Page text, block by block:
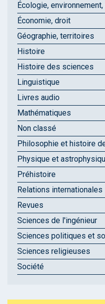
Écologie,
Économie, droit
Géographie, territoires
Histoire
Histoire des sciences
Linguistique
Livres audio
Mathématiques
Non classé
Philosophie et histoire
Physique et
Préhistoire
Relations internationales
Revues
Sciences de l'ingénieur
Sciences politiques et
Sciences religieuses
Société